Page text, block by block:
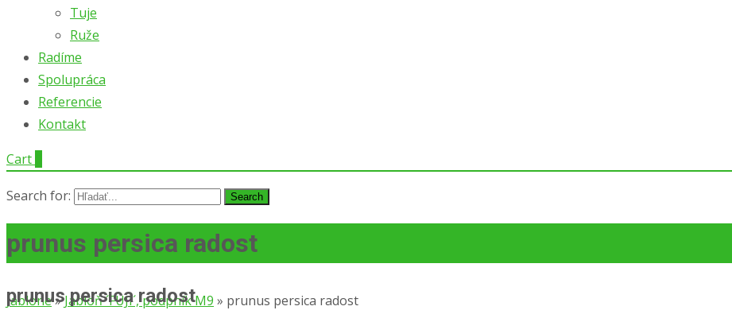
Tuje
Ruže
Radíme
Spolupráca
Referencie
Kontakt
Cart
Search for:
prunus persica radost
Jablone»Jabloň ´FUJI´, podpník M9 » prunus persica radost
prunus persica radost